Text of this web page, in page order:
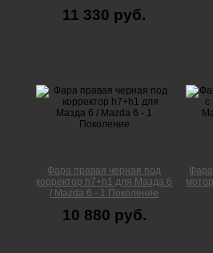
11 330 руб.
Фара правая черная под
корректор h7+h1 для Мазда 6
/ Mazda 6 - 1 Поколение
10 880 руб.
Фара